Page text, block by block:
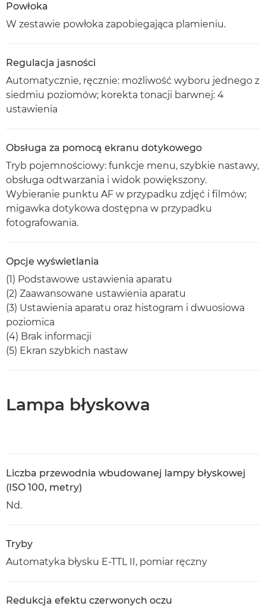
Powłoka
W zestawie powłoka zapobiegająca plamieniu.
Regulacja jasności
Automatycznie, ręcznie: możliwość wyboru jednego z
siedmiu poziomów; korekta tonacji barwnej: 4
ustawienia
Obsługa za pomocą ekranu dotykowego
Tryb pojemnościowy: funkcje menu, szybkie nastawy,
obsługa odtwarzania i widok powiększony.
Wybieranie punktu AF w przypadku zdjęć i filmów;
migawka dotykowa dostępna w przypadku
fotografowania.
Opcje wyświetlania
(1) Podstawowe ustawienia aparatu
(2) Zaawansowane ustawienia aparatu
(3) Ustawienia aparatu oraz histogram i dwuosiowa
poziomica
(4) Brak informacji
(5) Ekran szybkich nastaw
Lampa błyskowa
Liczba przewodnia wbudowanej lampy błyskowej
(ISO 100, metry)
Nd.
Tryby
Automatyka błysku E-TTL II, pomiar ręczny
Redukcja efektu czerwonych oczu